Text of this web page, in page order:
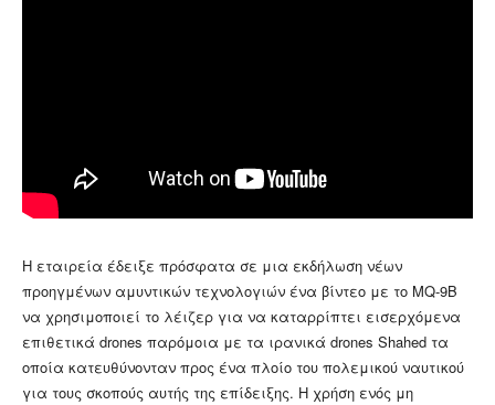
Η εταιρεία έδειξε πρόσφατα σε μια εκδήλωση νέων
προηγμένων αμυντικών τεχνολογιών ένα βίντεο με το MQ-9B
να χρησιμοποιεί το λέιζερ για να καταρρίπτει εισερχόμενα
επιθετικά drones παρόμοια με τα ιρανικά drones Shahed τα
οποία κατευθύνονταν προς ένα πλοίο του πολεμικού ναυτικού
για τους σκοπούς αυτής της επίδειξης. Η χρήση ενός μη